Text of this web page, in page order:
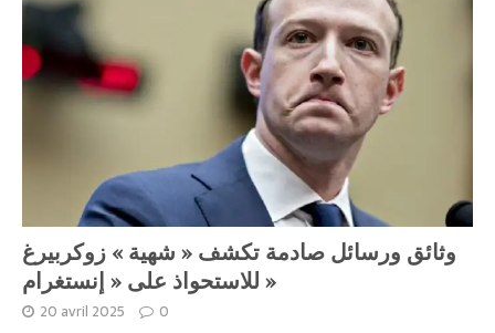
وثائق ورسائل صادمة تكشف « شهية » زوكربيرغ
للاستحواذ على « إنستغرام »
20 avril 2025 0